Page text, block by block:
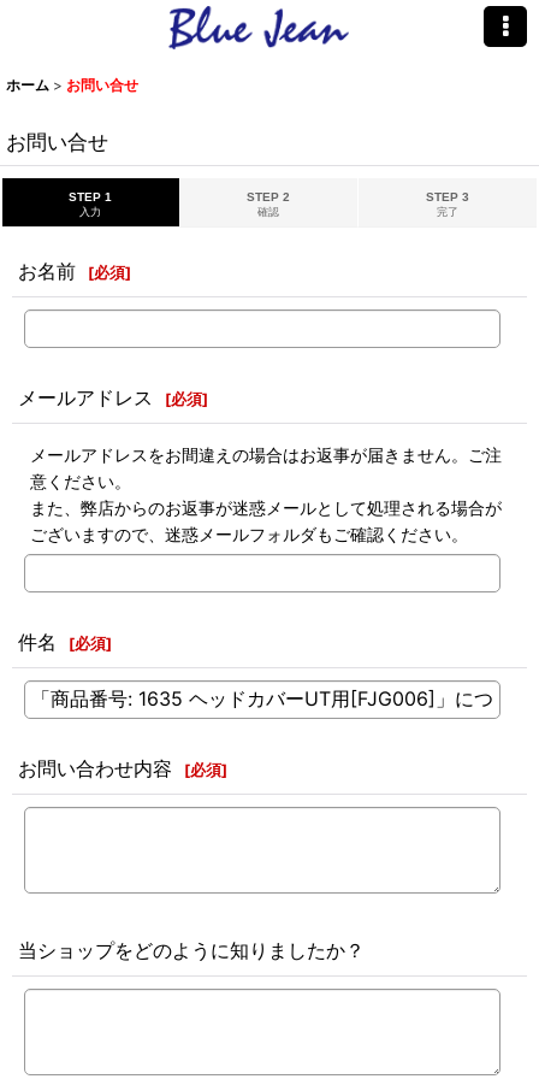
ホーム > お問い合せ
お問い合せ
STEP 1
入力
STEP 2
確認
STEP 3
完了
お名前 [必須]
メールアドレス [必須]
メールアドレスをお間違えの場合はお返事が届きません。ご注
意ください。
また、弊店からのお返事が迷惑メールとして処理される場合が
ございますので、迷惑メールフォルダもご確認ください。
件名 [必須]
お問い合わせ内容 [必須]
当ショップをどのように知りましたか？